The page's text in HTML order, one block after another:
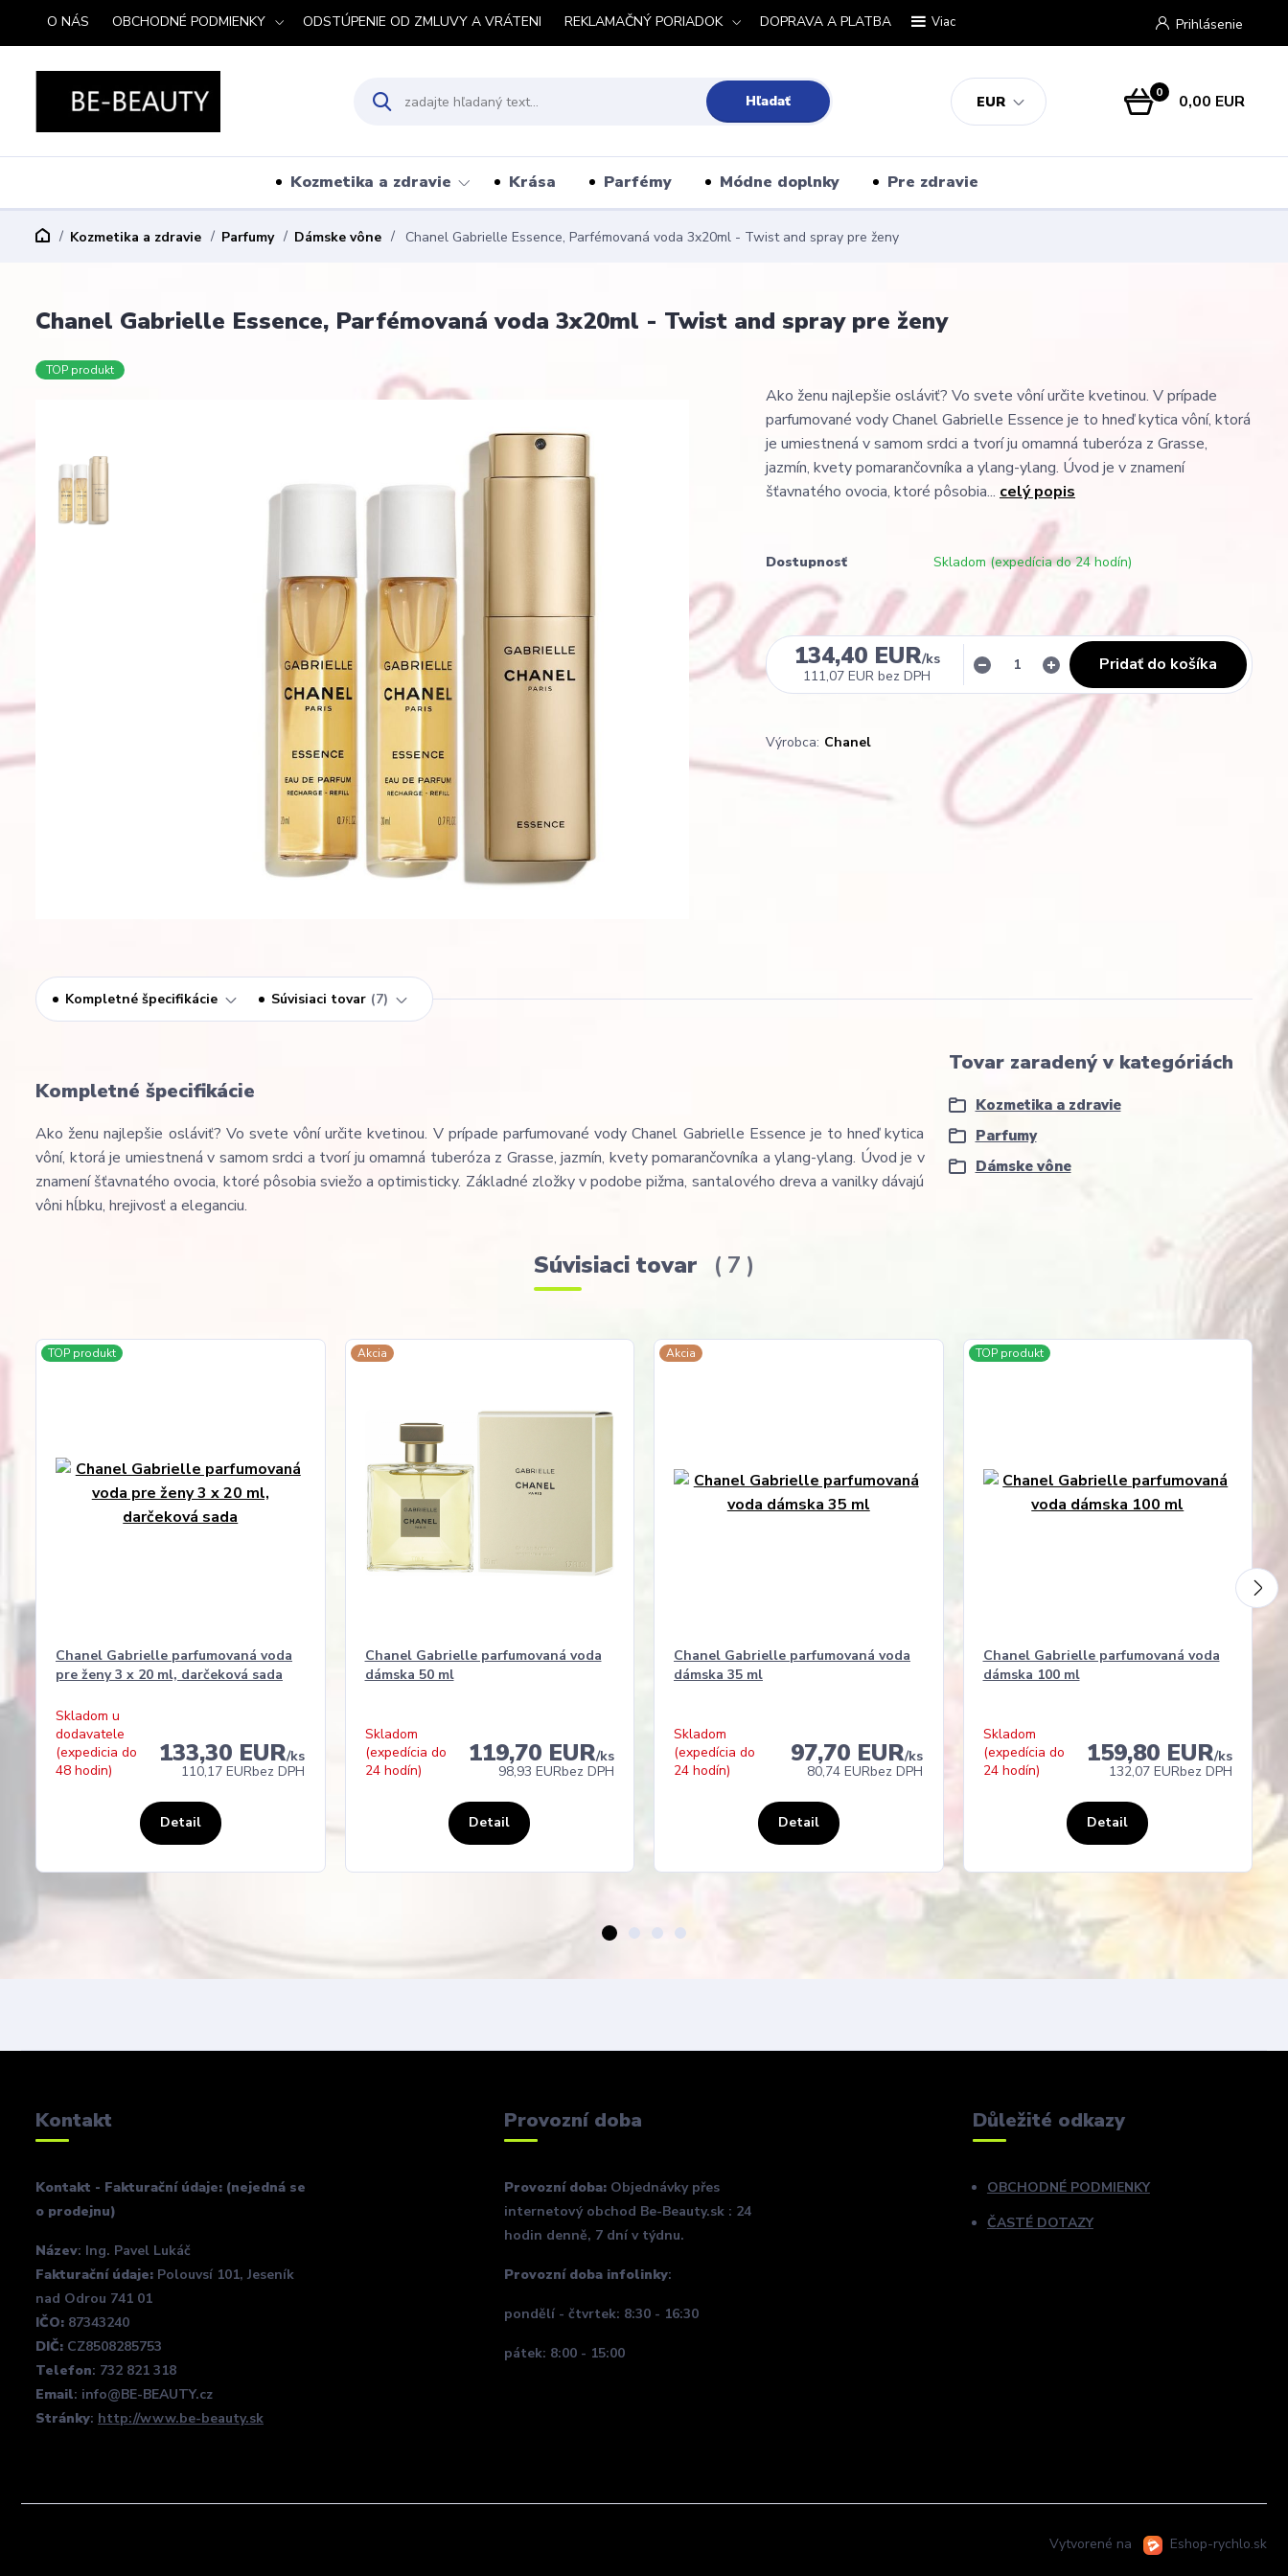
O NÁS OBCHODNÉ PODMIENKY ODSTÚPENIE OD ZMLUVY A VRÁTENI REKLAMAČNÝ PORIADOK DOPRAVA A PLATBA Viac
EUR
Prihlásenie
Hľadať 0 0,00 EUR
Kozmetika a zdravie Krása Parfémy Módne doplnky Pre zdravie
Kozmetika a zdravie Parfumy Dámske vône Chanel Gabrielle Essence, Parfémovaná voda 3x20ml - Twist and spray pre ženy
Chanel Gabrielle Essence, Parfémovaná voda 3x20ml - Twist and spray pre ženy
TOP produkt
Ako ženu najlepšie osláviť? Vo svete vôní určite kvetinou. V prípade
parfumované vody Chanel Gabrielle Essence je to hneď kytica vôní, ktorá
je umiestnená v samom srdci a tvorí ju omamná tuberóza z Grasse,
jazmín, kvety pomarančovníka a ylang-ylang. Úvod je v znamení
šťavnatého ovocia, ktoré pôsobia... celý popis
Dostupnosť Skladom (expedícia do 24 hodín)
134,40 EUR/ks
111,07 EUR bez DPH
Pridať do košíka
Výrobca: Chanel
Kompletné špecifikácie Súvisiaci tovar 7
Kompletné špecifikácie
Ako ženu najlepšie osláviť? Vo svete vôní určite kvetinou. V prípade parfumované vody Chanel Gabrielle Essence je to hneď kytica
vôní, ktorá je umiestnená v samom srdci a tvorí ju omamná tuberóza z Grasse, jazmín, kvety pomarančovníka a ylang-ylang. Úvod je v
znamení šťavnatého ovocia, ktoré pôsobia sviežo a optimisticky. Základné zložky v podobe pižma, santalového dreva a vanilky dávajú
vôni hĺbku, hrejivosť a eleganciu.
Tovar zaradený v kategóriách
Kozmetika a zdravie
Parfumy
Dámske vône
Súvisiaci tovar 7
TOP produkt
Chanel Gabrielle parfumovaná voda
pre ženy 3 x 20 ml, darčeková sada
133,30 EUR/ks
110,17 EURbez DPH
Skladom u
dodavatele
(expedicia do
48 hodin)
Detail
Akcia
Chanel Gabrielle parfumovaná voda
dámska 50 ml
119,70 EUR/ks
98,93 EURbez DPH
Skladom
(expedícia do
24 hodín)
Detail
Akcia
Chanel Gabrielle parfumovaná voda
dámska 35 ml
97,70 EUR/ks
80,74 EURbez DPH
Skladom
(expedícia do
24 hodín)
Detail
TOP produkt
Chanel Gabrielle parfumovaná voda
dámska 100 ml
159,80 EUR/ks
132,07 EURbez DPH
Skladom
(expedícia do
24 hodín)
Detail
Kontakt
Kontakt - Fakturační údaje: (nejedná se
o prodejnu)
Název: Ing. Pavel Lukáč
Fakturační údaje: Polouvsí 101, Jeseník
nad Odrou 741 01
IČO: 87343240
DIČ: CZ8508285753
Telefon: 732 821 318
Email: info@BE-BEAUTY.cz
Stránky: http://www.be-beauty.sk
Provozní doba
Provozní doba: Objednávky přes
internetový obchod Be-Beauty.sk : 24
hodin denně, 7 dní v týdnu.
Provozní doba infolinky:
pondělí - čtvrtek: 8:30 - 16:30
pátek: 8:00 - 15:00
Důležité odkazy
OBCHODNÉ PODMIENKY
ČASTÉ DOTAZY
Vytvorené na Eshop-rychlo.sk